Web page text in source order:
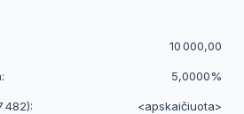
10 000,00
5,0000%
482): <apskaičiuota>